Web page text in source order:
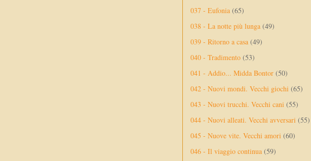
037 - Eufonia (65)
038 - La notte più lunga (49)
039 - Ritorno a casa (49)
040 - Tradimento (53)
041 - Addio... Midda Bontor (50)
042 - Nuovi mondi. Vecchi giochi (65)
043 - Nuovi trucchi. Vecchi cani (55)
044 - Nuovi alleati. Vecchi avversari (55)
045 - Nuove vite. Vecchi amori (60)
046 - Il viaggio continua (59)